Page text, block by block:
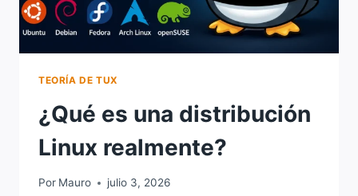
TEORÍA DE TUX
¿Qué es una distribución
Linux realmente?
Por Mauro julio 3, 2026